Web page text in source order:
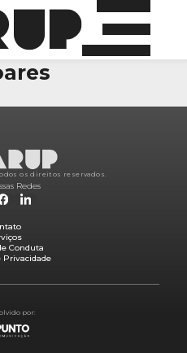
os direitos reservados.
Redes
Conduta
Privacidade
por: